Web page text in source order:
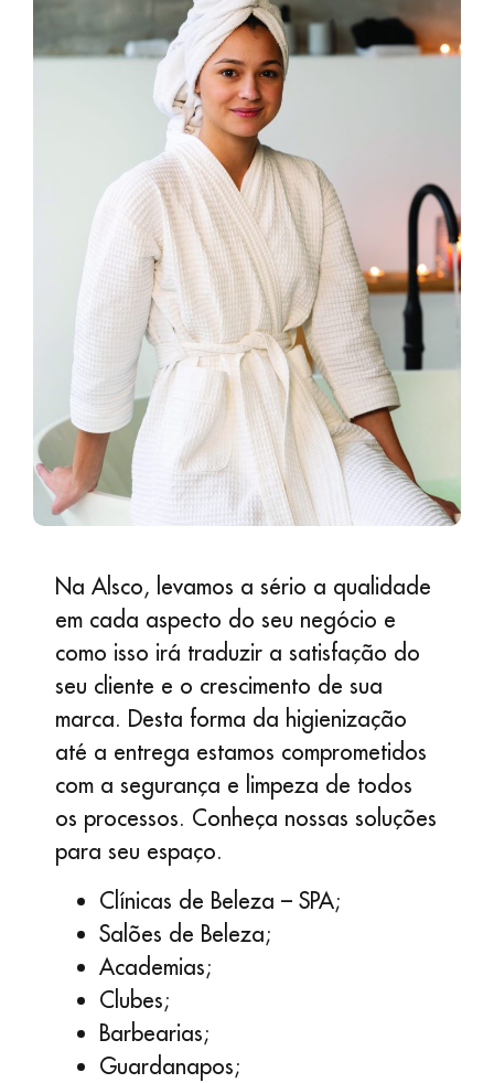
Na Alsco, levamos a sério a qualidade
em cada aspecto do seu negócio e
como isso irá traduzir a satisfação do
seu cliente e o crescimento de sua
marca. Desta forma da higienização
até a entrega estamos comprometidos
com a segurança e limpeza de todos
os processos. Conheça nossas soluções
para seu espaço.
Clínicas de Beleza – SPA;
Salões de Beleza;
Academias;
Clubes;
Barbearias;
Guardanapos;